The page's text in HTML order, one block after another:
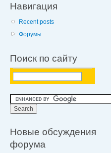
Навигация
Recent posts
Форумы
Поиск по сайту
Новые обсуждения
форума